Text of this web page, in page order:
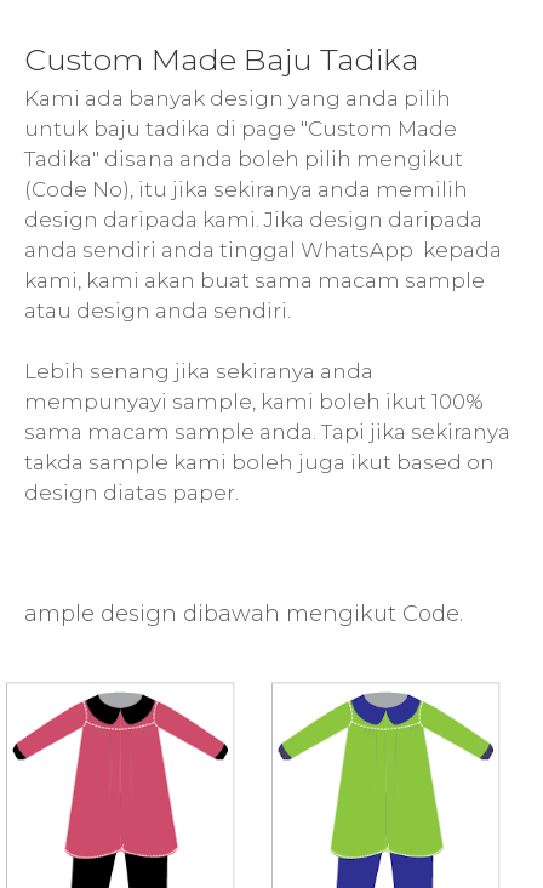
Custom Made Baju Tadika
Kami ada banyak design yang anda pilih
untuk baju tadika di page "Custom Made
Tadika" disana anda boleh pilih mengikut
(Code No), itu jika sekiranya anda memilih
design daripada kami. Jika design daripada
anda sendiri anda tinggal WhatsApp kepada
kami, kami akan buat sama macam sample
atau design anda sendiri.
Lebih senang jika sekiranya anda
mempunyayi sample, kami boleh ikut 100%
sama macam sample anda. Tapi jika sekiranya
takda sample kami boleh juga ikut based on
design diatas paper.
ample design dibawah mengikut Code.